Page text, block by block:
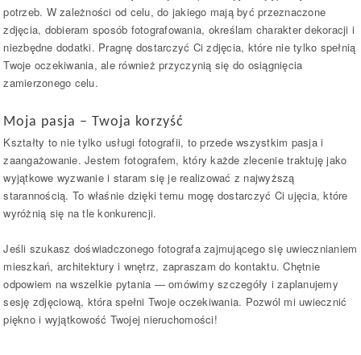
potrzeb. W zależności od celu, do jakiego mają być przeznaczone
zdjęcia, dobieram sposób fotografowania, określam charakter dekoracji i
niezbędne dodatki. Pragnę dostarczyć Ci zdjęcia, które nie tylko spełnią
Twoje oczekiwania, ale również przyczynią się do osiągnięcia
zamierzonego celu.
Moja pasja – Twoja korzyść
Kształty to nie tylko usługi fotografii, to przede wszystkim pasja i
zaangażowanie. Jestem fotografem, który każde zlecenie traktuję jako
wyjątkowe wyzwanie i staram się je realizować z najwyższą
starannością. To właśnie dzięki temu mogę dostarczyć Ci ujęcia, które
wyróżnią się na tle konkurencji.
Jeśli szukasz doświadczonego fotografa zajmującego się uwiecznianiem
mieszkań, architektury i wnętrz, zapraszam do kontaktu. Chętnie
odpowiem na wszelkie pytania — omówimy szczegóły i zaplanujemy
sesję zdjęciową, która spełni Twoje oczekiwania. Pozwól mi uwiecznić
piękno i wyjątkowość Twojej nieruchomości!